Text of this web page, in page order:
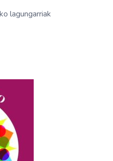
lagungarriak